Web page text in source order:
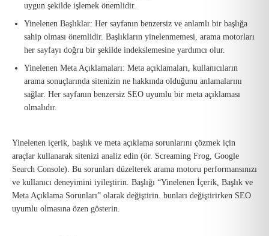
uygun şekilde işlemek önemlidir.
Yinelenen Başlıklar: Her sayfanın benzersiz ve anlamlı bir başlığa
sahip olması önemlidir. Başlıkların yinelenmemesi, arama motorları
her sayfayı doğru bir şekilde indekslemesine yardımcı olur.
Yinelenen Meta Açıklamaları: Meta açıklamaları, kullanıcıların
arama sonuçlarında sitenizin ne hakkında olduğunu anlamalarını
sağlar. Her sayfanın benzersiz SEO uyumlu bir meta açıklaması
olmalıdır.
Yinelenen içerik, başlık ve meta açıklama sorunlarını çözmek için
araçlar kullanarak sitenizi analiz edin (ör. Screaming Frog, Google
Search Console). Bu sorunları düzelterek arama motoru performansınızı
ve kullanıcı deneyimini iyileştirin. Başlığı “Yinelenen İçerik, Başlık ve
Meta Açıklama Sorunları” olarak değiştirin. bunları değiştirirken SEO
uyumlu olmasına özen gösterin.